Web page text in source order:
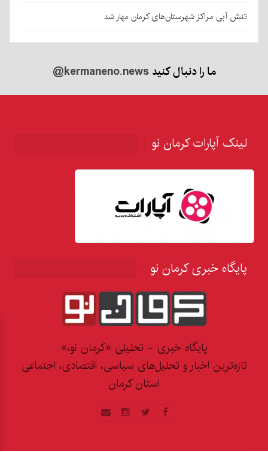
تنش آبی مراکز شهرستان‌های کرمان مهار شد
ما را دنبال کنید@kermaneno.news
لینک آپارات کرمان نو
پایگاه خبری کرمان نو
پایگاه خبری - تحلیلی «کرمان نو،»
تازه‌ترین اخبار و تحلیل‌های سیاسی، اقتصادی، اجتماعی
استان کرمان